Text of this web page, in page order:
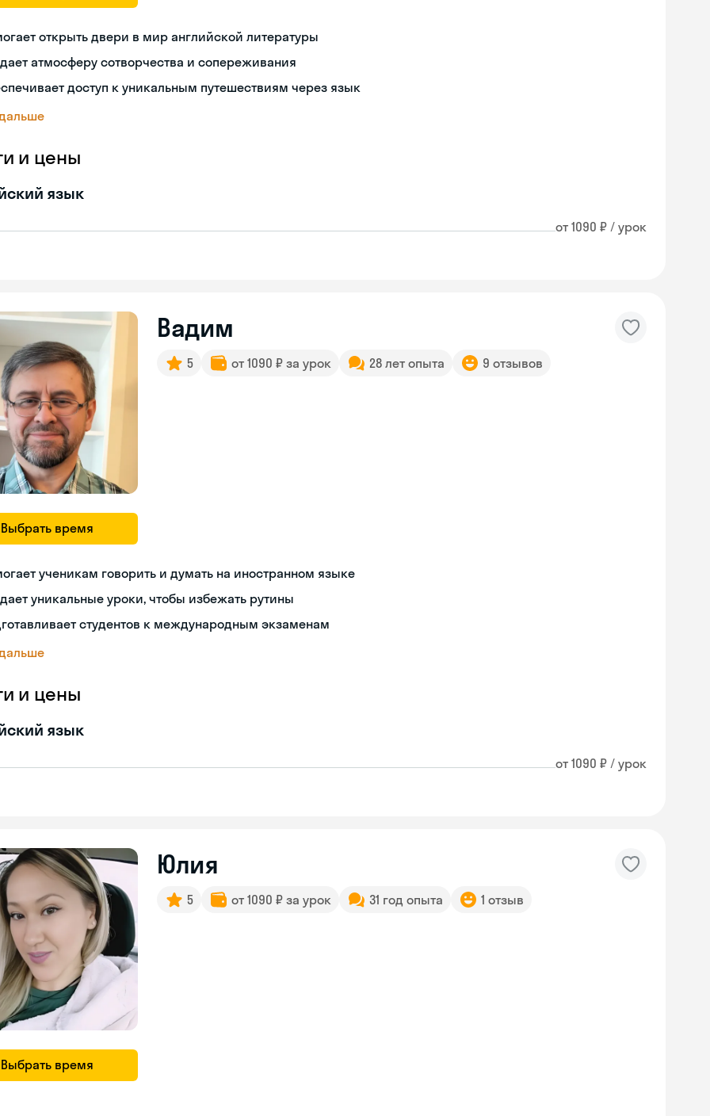
открыть двери в мир английской литературы
атмосферу сотворчества и сопереживания
доступ к уникальным путешествиям через язык
и цены
язык
от 1090 ₽ / урок
Выбрать время
Вадим
5 от 1090 ₽ за урок 28 лет опыта 9 отзывов
ученикам говорить и думать на иностранном языке
уникальные уроки, чтобы избежать рутины
студентов к международным экзаменам
и цены
язык
от 1090 ₽ / урок
Выбрать время
Юлия
5 от 1090 ₽ за урок 31 год опыта 1 отзыв